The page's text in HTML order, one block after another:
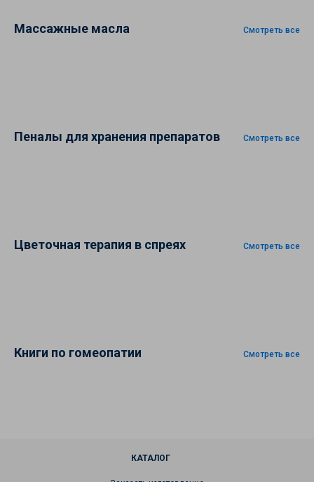
Массажные масла Смотреть все
Пеналы для хранения препаратов Смотреть все
Цветочная терапия в спреях Смотреть все
Книги по гомеопатии Смотреть все
КАТАЛОГ